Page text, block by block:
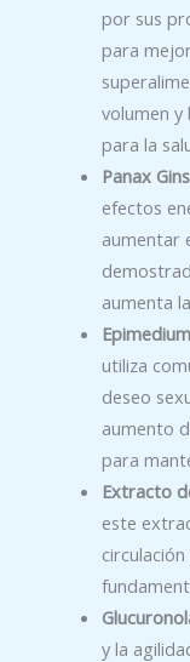
por sus
para
volumen y
para la
Panax
efectos
aumentar
aumenta
utiliza
deseo
aumento
para
Extracto
este
y la